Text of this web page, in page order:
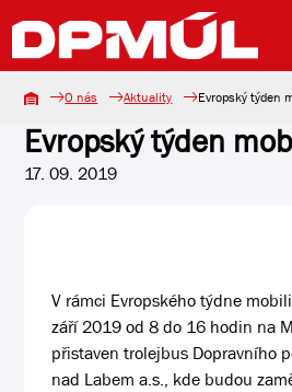
O nás Aktuality Evropský týden
Evropský týden
17. 09. 2019
V rámci Evropského týdne
září 2019 od 8 do 16 hodin na
přistaven trolejbus Dopravního
nad Labem a.s., kde budou